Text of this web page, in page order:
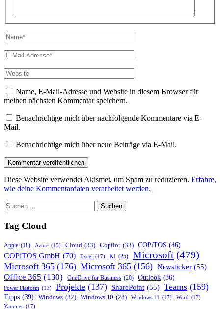
Name*
E-
Mail-
Adresse*
Website
Name, E-Mail-Adresse und Website in diesem Browser für
meinen nächsten Kommentar speichern.
Benachrichtige mich über nachfolgende Kommentare via E-
Mail.
Benachrichtige mich über neue Beiträge via E-Mail.
Diese Website verwendet Akismet, um Spam zu reduzieren. Erfahre,
wie deine Kommentardaten verarbeitet werden.
Suchen
nach:
Tag Cloud
Apple (18) Azure (15) Cloud (33) Copilot (33) COPiTOS (46)
COPiTOS GmbH (70) Excel (17) KI (25) Microsoft (479)
Microsoft 365 (176) Microsoft 365 (156) Newsticker (55)
Office 365 (130) OneDrive for Business (20) Outlook (36)
Power Platform (13) Projekte (137) SharePoint (55) Teams (159)
Tipps (39) Windows (32) Windows 10 (28) Windows 11 (17) Word (17)
Yammer (17)